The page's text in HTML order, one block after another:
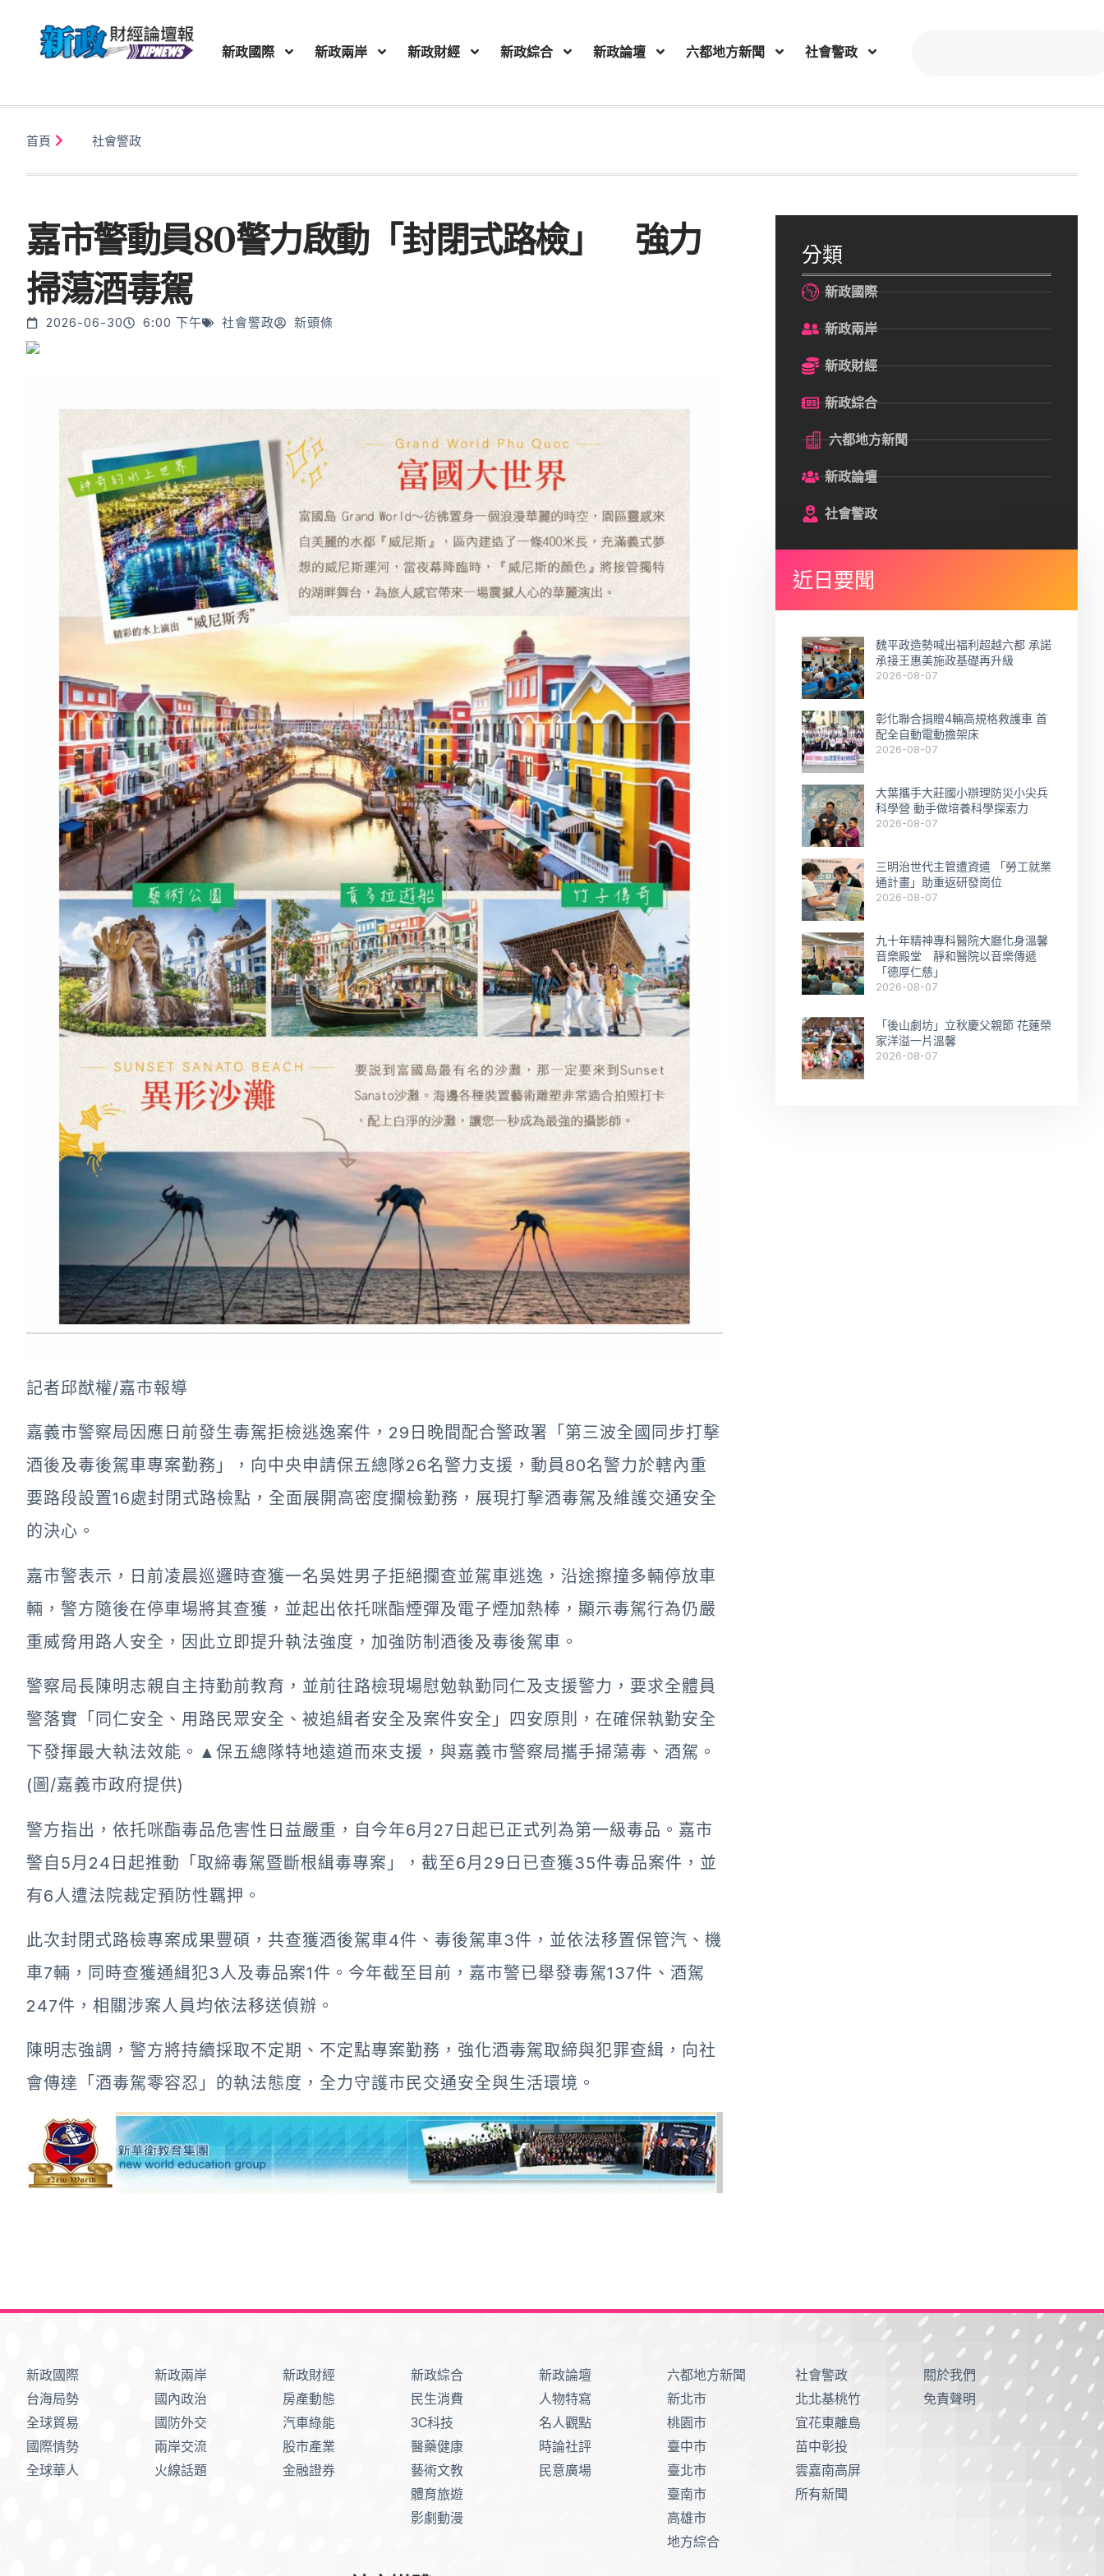
新政國際 新政兩岸 新政財經 新政綜合 新政論壇 六都地方新聞 社會警政
首頁 社會警政
嘉市警動員80警力啟動「封閉式路檢」 強力
掃蕩酒毒駕
2026-06-30 6:00 下午 社會警政 新頭條
記者邱猷權/嘉市報導
嘉義市警察局因應日前發生毒駕拒檢逃逸案件，29日晚間配合警政署「第三波全國同步打擊
酒後及毒後駕車專案勤務」，向中央申請保五總隊26名警力支援，動員80名警力於轄內重
要路段設置16處封閉式路檢點，全面展開高密度攔檢勤務，展現打擊酒毒駕及維護交通安全
的決心。
嘉市警表示，日前凌晨巡邏時查獲一名吳姓男子拒絕攔查並駕車逃逸，沿途擦撞多輛停放車
輛，警方隨後在停車場將其查獲，並起出依托咪酯煙彈及電子煙加熱棒，顯示毒駕行為仍嚴
重威脅用路人安全，因此立即提升執法強度，加強防制酒後及毒後駕車。
警察局長陳明志親自主持勤前教育，並前往路檢現場慰勉執勤同仁及支援警力，要求全體員
警落實「同仁安全、用路民眾安全、被追緝者安全及案件安全」四安原則，在確保執勤安全
下發揮最大執法效能。 ▲保五總隊特地遠道而來支援，與嘉義市警察局攜手掃蕩毒、酒駕。
(圖/嘉義市政府提供)
警方指出，依托咪酯毒品危害性日益嚴重，自今年6月27日起已正式列為第一級毒品。嘉市
警自5月24日起推動「取締毒駕暨斷根緝毒專案」，截至6月29日已查獲35件毒品案件，並
有6人遭法院裁定預防性羈押。
此次封閉式路檢專案成果豐碩，共查獲酒後駕車4件、毒後駕車3件，並依法移置保管汽、機
車7輛，同時查獲通緝犯3人及毒品案1件。今年截至目前，嘉市警已舉發毒駕137件、酒駕
247件，相關涉案人員均依法移送偵辦。
陳明志強調，警方將持續採取不定期、不定點專案勤務，強化酒毒駕取締與犯罪查緝，向社
會傳達「酒毒駕零容忍」的執法態度，全力守護市民交通安全與生活環境。
分類
新政國際
新政兩岸
新政財經
新政綜合
六都地方新聞
新政論壇
社會警政
近日要聞
魏平政造勢喊出福利超越六都 承諾
承接王惠美施政基礎再升級
2026-08-07
彰化聯合捐贈4輛高規格救護車 首
配全自動電動擔架床
2026-08-07
大葉攜手大莊國小辦理防災小尖兵
科學營 動手做培養科學探索力
2026-08-07
三明治世代主管遭資遣 「勞工就業
通計畫」助重返研發崗位
2026-08-07
九十年精神專科醫院大廳化身溫馨
音樂殿堂 靜和醫院以音樂傳遞
「德厚仁慈」
2026-08-07
「後山劇坊」立秋慶父親節 花蓮榮
家洋溢一片溫馨
2026-08-07
新政國際
台海局勢
全球貿易
國際情勢
全球華人
新政兩岸
國內政治
國防外交
兩岸交流
火線話題
新政財經
房產動態
汽車綠能
股市產業
金融證券
新政綜合
民生消費
3C科技
醫藥健康
藝術文教
體育旅遊
影劇動漫
新政論壇
人物特寫
名人觀點
時論社評
民意廣場
六都地方新聞
新北市
桃園市
臺中市
臺北市
臺南市
高雄市
地方綜合
社會警政
北北基桃竹
宜花東離島
苗中彰投
雲嘉南高屏
所有新聞
關於我們
免責聲明